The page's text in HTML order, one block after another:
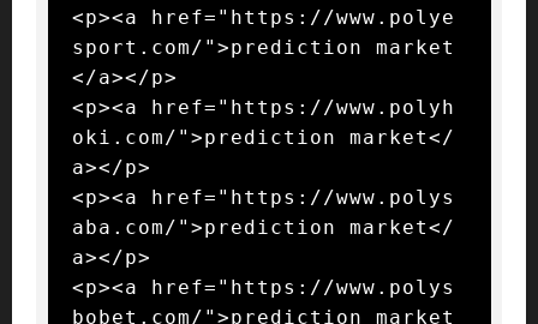
<p><a href="https://www.polye
sport.com/">prediction market
</a></p>
<p><a href="https://www.polyh
oki.com/">prediction market</
a></p>
<p><a href="https://www.polys
aba.com/">prediction market</
a></p>
<p><a href="https://www.polys
bobet.com/">prediction market